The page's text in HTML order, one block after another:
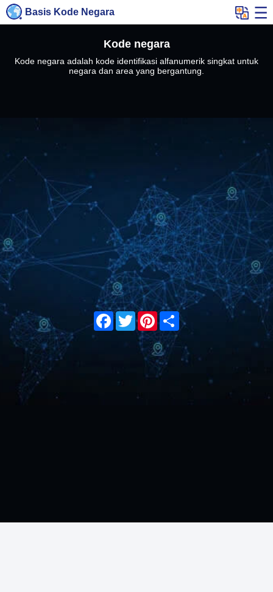
Basis Kode Negara
Kode negara
Kode negara adalah kode identifikasi alfanumerik singkat untuk
negara dan area yang bergantung.
Facebook
TwitterPinterest
Share